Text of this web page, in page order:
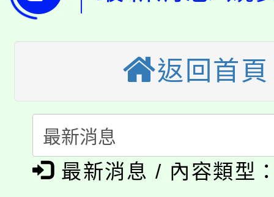
生本土語及新住民語歌
公告本校115學年度第
代理(課)教師甄選結果
公告本校115學年度第
代理(課)教師甄選結果(
轉知中國文化大學推廣
《TA101》溝通分析基
程，歡迎學生輔導中心
淨零綠生活教案入校路
會
115年食農教育專業人
返回首頁
最新消息 / 內容類型